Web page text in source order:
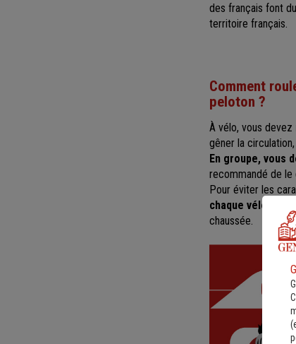
des français font
territoire français.
Comment
peloton ?
À vélo, vous devez
gêner la
En groupe, vous
recommandé de le
Pour éviter les
chaque vélo.
chaussée.